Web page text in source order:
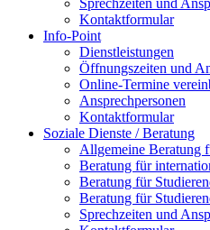
Sprechzeiten und
Kontaktformular
Info-Point
Dienstleistungen
Öffnungszeiten und
Online-Termine
Ansprechpersonen
Kontaktformular
Soziale Dienste / Beratung
Allgemeine Beratung
Beratung für
Beratung für
Beratung für
Sprechzeiten und